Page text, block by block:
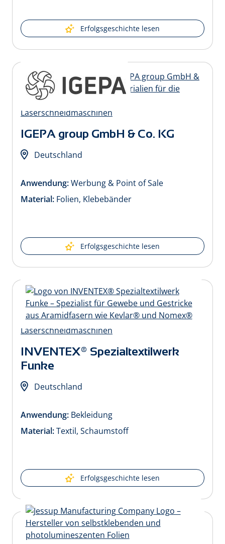
Erfolgsgeschichte lesen
IGEPA group GmbH & Co. KG
Deutschland
Anwendung:Werbung & Point of Sale
Material: Folien, Klebebänder
Erfolgsgeschichte lesen
INVENTEX® Spezialtextilwerk
Funke
Deutschland
Anwendung: Bekleidung
Material:Textil, Schaumstoff
Erfolgsgeschichte lesen